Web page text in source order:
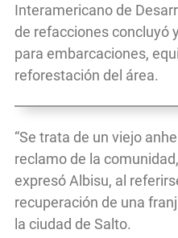
Interamericano de
de refacciones concluyó
para embarcaciones,
reforestación del área.
“Se trata de un viejo
reclamo de la
expresó Albisu, al
recuperación de una
la ciudad de Salto.